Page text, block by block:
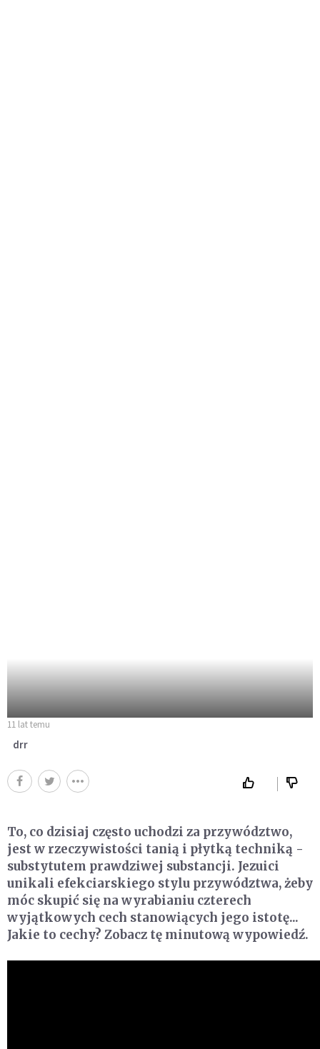
11 lat temu
drr
To, co dzisiaj często uchodzi za przywództwo,
jest w rzeczywistości tanią i płytką techniką -
substytutem prawdziwej substancji. Jezuici
unikali efekciarskiego stylu przywództwa, żeby
móc skupić się na wyrabianiu czterech
wyjątkowych cech stanowiących jego istotę...
Jakie to cechy? Zobacz tę minutową wypowiedź.